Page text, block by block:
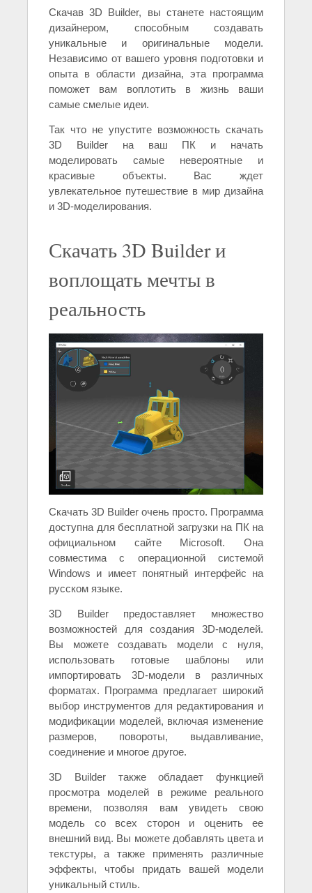
Скачав 3D Builder, вы станете настоящим
дизайнером, способным создавать
уникальные и оригинальные модели.
Независимо от вашего уровня подготовки и
опыта в области дизайна, эта программа
поможет вам воплотить в жизнь ваши
самые смелые идеи.
Так что не упустите возможность скачать
3D Builder на ваш ПК и начать
моделировать самые невероятные и
красивые объекты. Вас ждет
увлекательное путешествие в мир дизайна
и 3D-моделирования.
Скачать 3D Builder и
воплощать мечты в
реальность
Скачать 3D Builder очень просто. Программа
доступна для бесплатной загрузки на ПК на
официальном сайте Microsoft. Она
совместима с операционной системой
Windows и имеет понятный интерфейс на
русском языке.
3D Builder предоставляет множество
возможностей для создания 3D-моделей.
Вы можете создавать модели с нуля,
использовать готовые шаблоны или
импортировать 3D-модели в различных
форматах. Программа предлагает широкий
выбор инструментов для редактирования и
модификации моделей, включая изменение
размеров, повороты, выдавливание,
соединение и многое другое.
3D Builder также обладает функцией
просмотра моделей в режиме реального
времени, позволяя вам увидеть свою
модель со всех сторон и оценить ее
внешний вид. Вы можете добавлять цвета и
текстуры, а также применять различные
эффекты, чтобы придать вашей модели
уникальный стиль.